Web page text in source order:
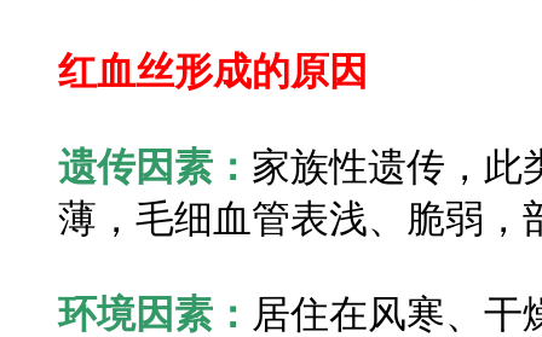
红血丝形成的原因
遗传因素： 家族性遗传，此
薄，毛细血管表浅、脆弱，
环境因素： 居住在风寒、干